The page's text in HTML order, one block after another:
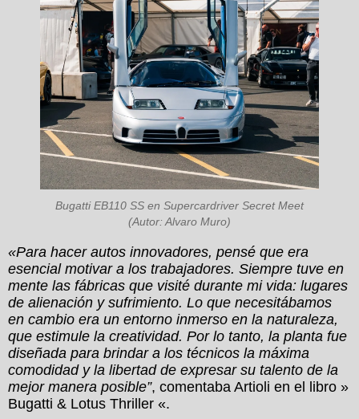
Bugatti EB110 SS en Supercardriver Secret Meet
(Autor: Alvaro Muro)
«Para hacer autos innovadores, pensé que era
esencial motivar a los trabajadores. Siempre tuve en
mente las fábricas que visité durante mi vida: lugares
de alienación y sufrimiento. Lo que necesitábamos
en cambio era un entorno inmerso en la naturaleza,
que estimule la creatividad. Por lo tanto, la planta fue
diseñada para brindar a los técnicos la máxima
comodidad y la libertad de expresar su talento de la
mejor manera posible”, comentaba Artioli en el libro »
Bugatti & Lotus Thriller «.